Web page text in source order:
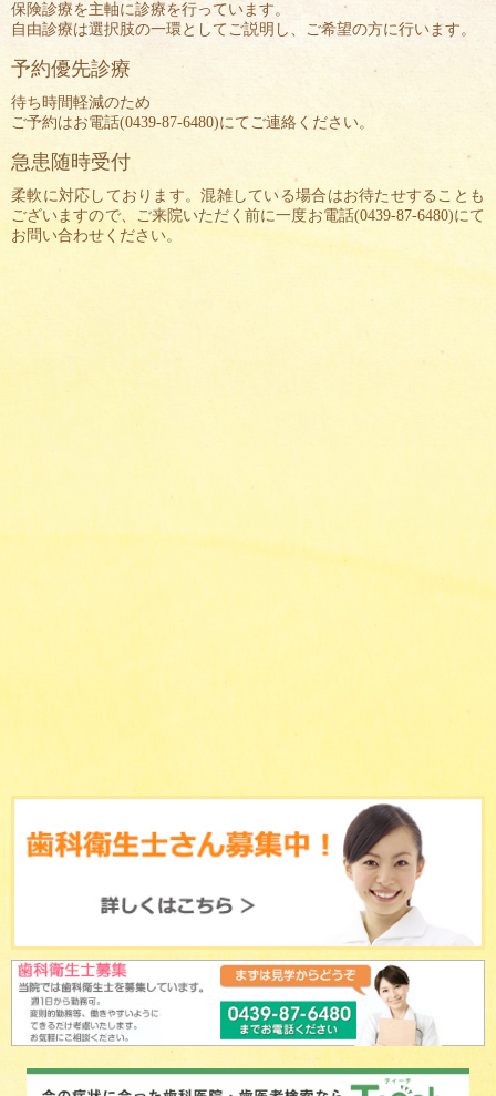
保険診療を主軸に診療を行っています。
自由診療は選択肢の一環としてご説明し、ご希望の方に行います。
予約優先診療
待ち時間軽減のため
ご予約はお電話(0439-87-6480)にてご連絡ください。
急患随時受付
柔軟に対応しております。混雑している場合はお待たせすることも
ございますので、ご来院いただく前に一度お電話(0439-87-6480)にて
お問い合わせください。